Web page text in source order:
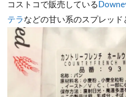
コストコで販売している
テラ などの甘い系のスプレッド